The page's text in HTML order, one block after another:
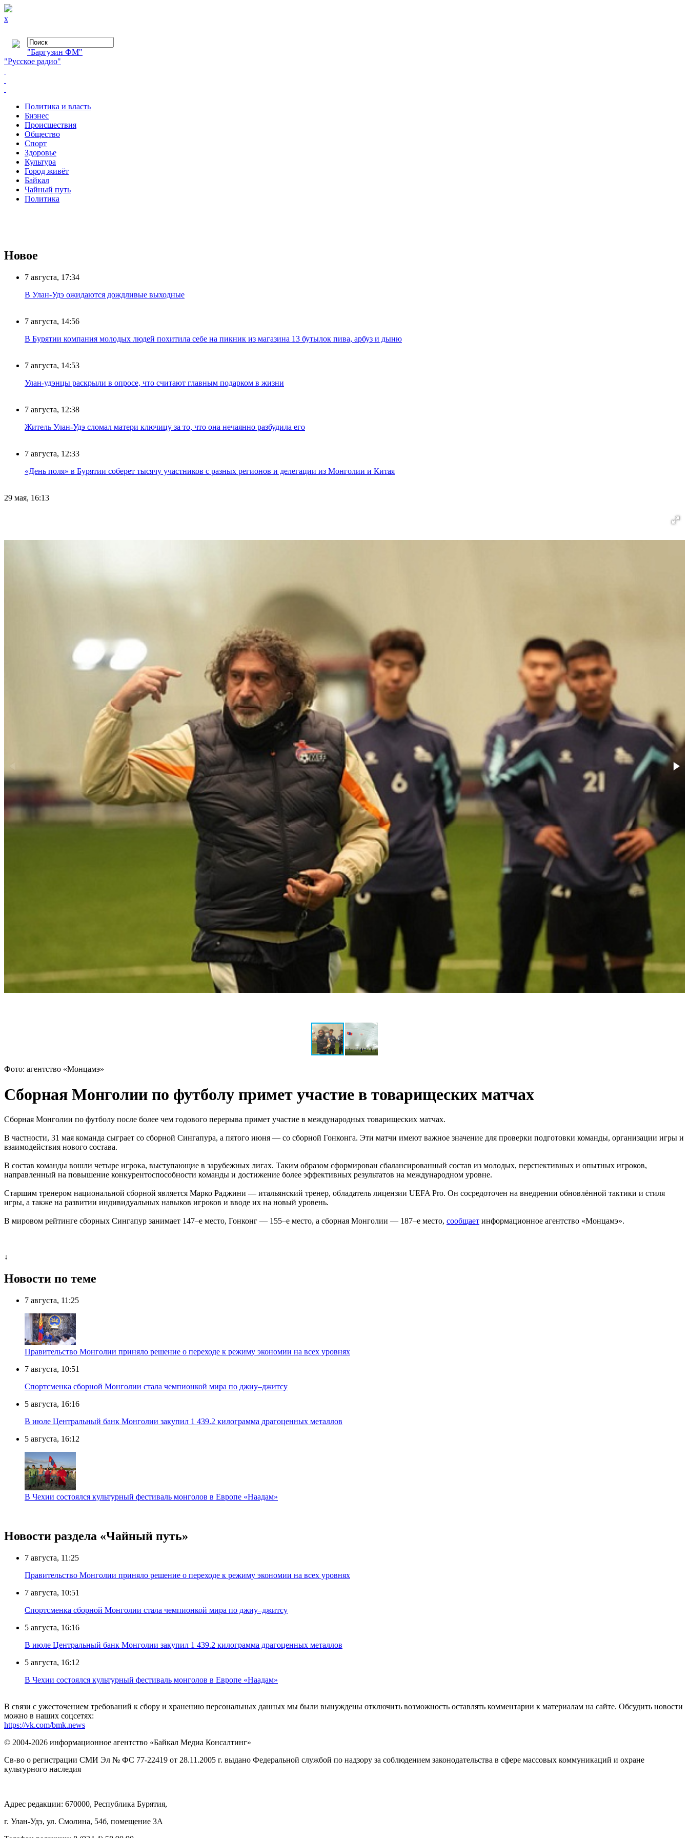
x
"Баргузин ФМ"
"Русское радио"
Политика и власть
Бизнес
Происшествия
Общество
Cпорт
Здоровье
Культура
Город живёт
Байкал
Чайный путь
Политика
Новое
7 августа, 17:34
В Улан-Удэ ожидаются дождливые выходные
7 августа, 14:56
В Бурятии компания молодых людей похитила себе на пикник из магазина 13 бутылок пива, арбуз и дыню
7 августа, 14:53
Улан-удэнцы раскрыли в опросе, что считают главным подарком в жизни
7 августа, 12:38
Житель Улан-Удэ сломал матери ключицу за то, что она нечаянно разбудила его
7 августа, 12:33
«День поля» в Бурятии соберет тысячу участников с разных регионов и делегации из Монголии и Китая
29 мая, 16:13
Фото: агентство «Монцамэ»
Сборная Монголии по футболу примет участие в товарищеских матчах
Сборная Монголии по футболу после более чем годового перерыва примет участие в международных товарищеских матчах.
В частности, 31 мая команда сыграет со сборной Сингапура, а пятого июня — со сборной Гонконга. Эти матчи имеют важное значение для проверки подготовки команды, организации игры и
взаимодействия нового состава.
В состав команды вошли четыре игрока, выступающие в зарубежных лигах. Таким образом сформирован сбалансированный состав из молодых, перспективных и опытных игроков,
направленный на повышение конкурентоспособности команды и достижение более эффективных результатов на международном уровне.
Старшим тренером национальной сборной является Марко Раджини — итальянский тренер, обладатель лицензии UEFA Pro. Он сосредоточен на внедрении обновлённой тактики и стиля
игры, а также на развитии индивидуальных навыков игроков и вводе их на новый уровень.
В мировом рейтинге сборных Сингапур занимает 147–е место, Гонконг — 155–е место, а сборная Монголии — 187–е место, сообщает информационное агентство «Монцамэ».
↓
Новости по теме
7 августа, 11:25
Правительство Монголии приняло решение о переходе к режиму экономии на всех уровнях
7 августа, 10:51
Спортсменка сборной Монголии стала чемпионкой мира по джиу–джитсу
5 августа, 16:16
В июле Центральный банк Монголии закупил 1 439.2 килограмма драгоценных металлов
5 августа, 16:12
В Чехии состоялся культурный фестиваль монголов в Европе «Наадам»
Новости раздела «Чайный путь»
7 августа, 11:25
Правительство Монголии приняло решение о переходе к режиму экономии на всех уровнях
7 августа, 10:51
Спортсменка сборной Монголии стала чемпионкой мира по джиу–джитсу
5 августа, 16:16
В июле Центральный банк Монголии закупил 1 439.2 килограмма драгоценных металлов
5 августа, 16:12
В Чехии состоялся культурный фестиваль монголов в Европе «Наадам»
В связи с ужесточением требований к сбору и хранению персональных данных мы были вынуждены отключить возможность оставлять комментарии к материалам на сайте. Обсудить новости
можно в наших соцсетях:
https://vk.com/bmk.news
© 2004-2026 информационное агентство «Байкал Медиа Консалтинг»
Св-во о регистрации СМИ Эл № ФС 77-22419 от 28.11.2005 г. выдано Федеральной службой по надзору за соблюдением законодательства в сфере массовых коммуникаций и охране
культурного наследия
Адрес редакции: 670000, Республика Бурятия,
г. Улан-Удэ, ул. Смолина, 54б, помещение 3А